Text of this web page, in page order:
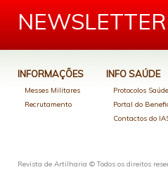
NEWSLETTER
INFORMAÇÕES
Messes Militares
Recrutamento
INFO SAÚDE
Protocolos Saúde
Portal do
Contactos do
Revista de Artilharia © Todos os direitos